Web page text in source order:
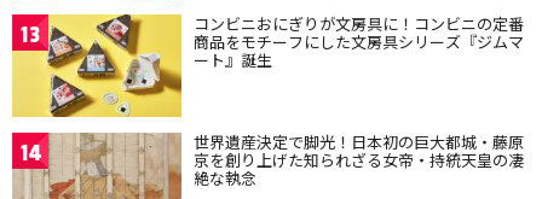
13 コンビニおにぎりが文房具に！コンビニの定番
商品をモチーフにした文房具シリーズ『ジムマ
ート』誕生
14 世界遺産決定で脚光！日本初の巨大都城・藤原
京を創り上げた知られざる女帝・持統天皇の凄
絶な執念